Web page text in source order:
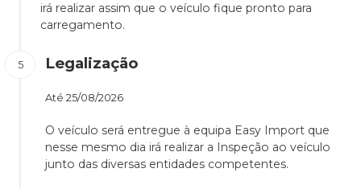
irá realizar assim que o veículo fique pronto para
carregamento.
Legalização
Até 25/08/2026
O veículo será entregue à equipa Easy Import que
nesse mesmo dia irá realizar a Inspeção ao veículo
junto das diversas entidades competentes.